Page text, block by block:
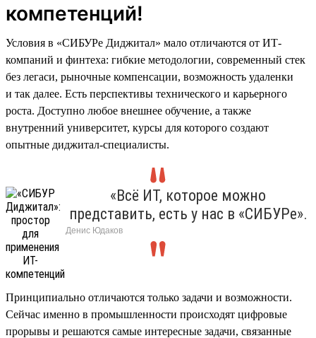
компетенций!
Условия в «СИБУРе Диджитал» мало отличаются от ИТ-
компаний и финтеха: гибкие методологии, современный стек
без легаси, рыночные компенсации, возможность удаленки
и так далее. Есть перспективы технического и карьерного
роста. Доступно любое внешнее обучение, а также
внутренний университет, курсы для которого создают
опытные диджитал-специалисты.
«Всё ИТ, которое можно
представить, есть у нас в «СИБУРе».
Денис
Принципиально отличаются только задачи и возможности.
Сейчас именно в промышленности происходят цифровые
прорывы и решаются самые интересные задачи, связанные